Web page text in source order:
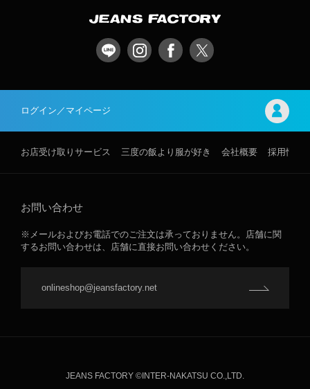
ログイン／マイページ
お店受け取りサービス 三度の飯より服が好き 会社概要 採用情報
お問い合わせ
※メールおよびお電話でのご注文は承っておりません。店舗に関
するお問い合わせは、店舗に直接お問い合わせください。
onlineshop@jeansfactory.net
JEANS FACTORY ©INTER-NAKATSU CO.,LTD.